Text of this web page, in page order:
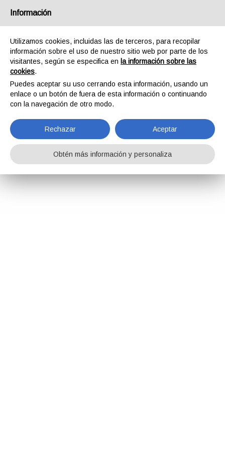
Información
Utilizamos cookies, incluidas las de terceros, para recopilar
información sobre el uso de nuestro sitio web por parte de los
visitantes, según se especifica en la información sobre las
cookies.
Puedes aceptar su uso cerrando esta información, usando un
enlace o un botón de fuera de esta información o continuando
con la navegación de otro modo.
Rechazar Aceptar
Obtén más información y personaliza